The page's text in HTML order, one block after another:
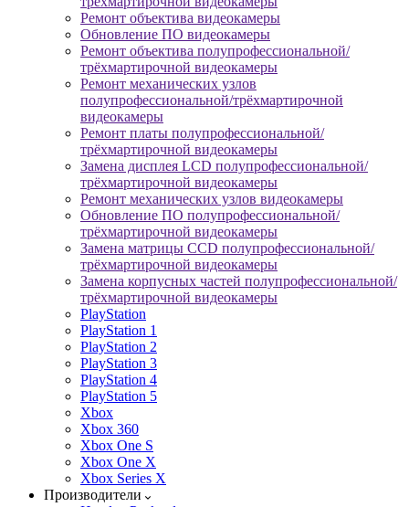
Ремонт объектива видеокамеры
Обновление ПО видеокамеры
Ремонт объектива полупрофессиональной/
трёхмартирочной видеокамеры
Ремонт механических узлов
полупрофессиональной/трёхмартирочной
видеокамеры
Ремонт платы полупрофессиональной/
трёхмартирочной видеокамеры
Замена дисплея LCD полупрофессиональной/
трёхмартирочной видеокамеры
Ремонт механических узлов видеокамеры
Обновление ПО полупрофессиональной/
трёхмартирочной видеокамеры
Замена матрицы CCD полупрофессиональной/
трёхмартирочной видеокамеры
Замена корпусных частей полупрофессиональной/
трёхмартирочной видеокамеры
PlayStation
PlayStation 1
PlayStation 2
PlayStation 3
PlayStation 4
PlayStation 5
Xbox
Xbox 360
Xbox One S
Xbox One X
Xbox Series X
Производители